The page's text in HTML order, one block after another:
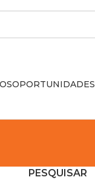
OPORTUNIDADES
PESQUISAR